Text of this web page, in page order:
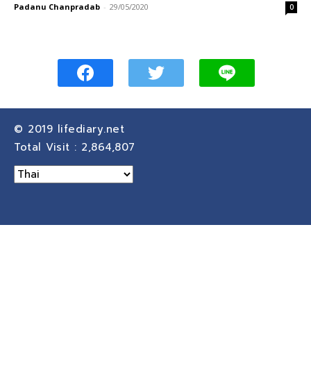
Padanu Chanpradab - 29/05/2020 0
© 2019 lifediary.net
Total Visit : 2,864,807